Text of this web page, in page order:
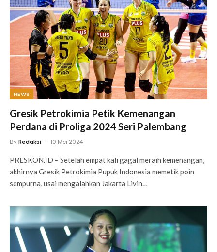
NEWS
Gresik Petrokimia Petik Kemenangan
Perdana di Proliga 2024 Seri Palembang
ByRedaksi 10 Mei 2024
PRESKON.ID – Setelah empat kali gagal meraih kemenangan,
akhirnya Gresik Petrokimia Pupuk Indonesia memetik poin
sempurna, usai mengalahkan Jakarta Livin…